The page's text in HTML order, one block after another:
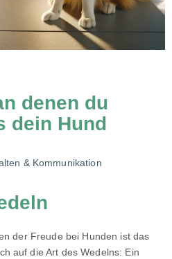
denen du
dein Hund
& Kommunikation
der Freude bei Hunden ist das
auf die Art des Wedelns: Ein